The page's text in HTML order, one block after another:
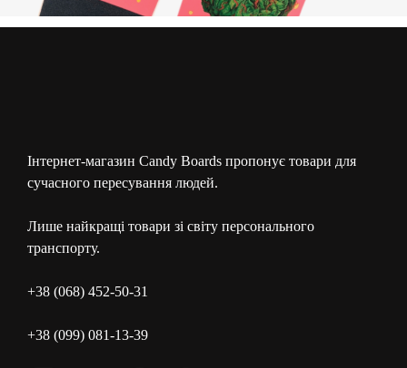
Інтернет-магазин Candy Boards пропонує товари для
сучасного пересування людей.
Лише найкращі товари зі світу персонального
транспорту.
+38 (068) 452-50-31
+38 (099) 081-13-39